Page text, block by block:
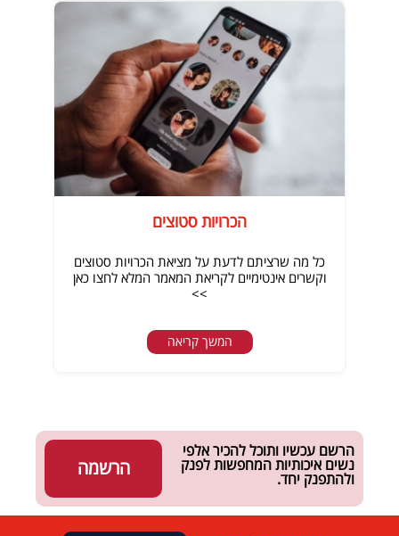
הכרויות סטוצים
כל מה שרציתם לדעת על מציאת הכרויות סטוצים
וקשרים אינטימיים לקריאת המאמר המלא לחצו כאן
>>
המשך קריאה
הרשמה
הרשם עכשיו ותוכל להכיר אלפי
נשים איכותיות המחפשות לפנק
ולהתפנק יחד.